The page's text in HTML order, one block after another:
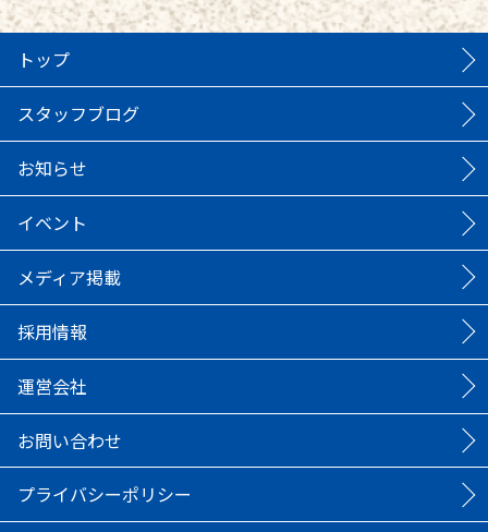
トップ
スタッフブログ
お知らせ
イベント
メディア掲載
採用情報
運営会社
お問い合わせ
プライバシーポリシー